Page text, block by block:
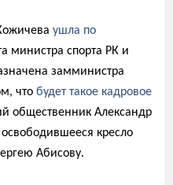
ушла по
министра спорта РК и
замминистра
что будет такое кадровое
общественник Александр
кресло
Абисову.